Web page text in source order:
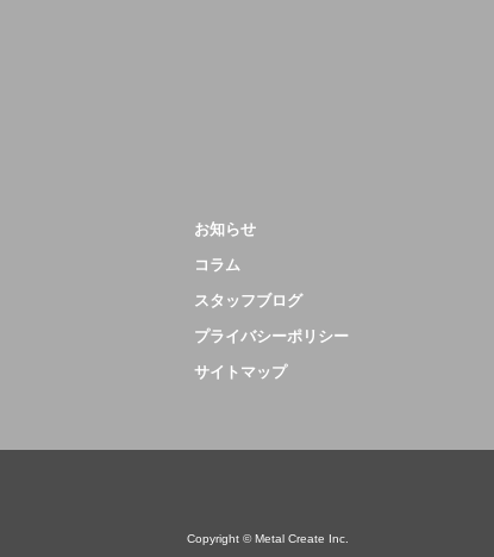
お知らせ
コラム
スタッフブログ
プライバシーポリシー
サイトマップ
Copyright © Metal Create Inc.